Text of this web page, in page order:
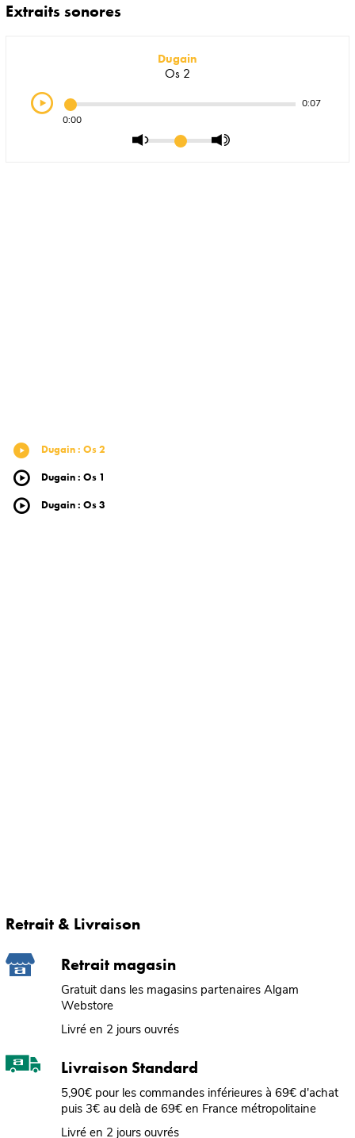
Extraits sonores
Dugain
Os 2
0:00
0:07
Dugain: Os 2
Dugain: Os 1
Dugain: Os 3
Retrait & Livraison
Retrait magasin
Gratuit dans les magasins partenaires Algam
Webstore
Livré en 2 jours ouvrés
Livraison Standard
5,90€ pour les commandes inférieures à 69€ d'achat
puis 3€ au delà de 69€ en France métropolitaine
Livré en 2 jours ouvrés